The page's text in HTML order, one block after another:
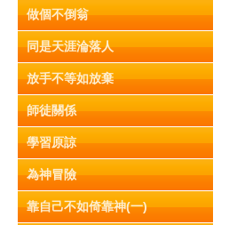
做個不倒翁
同是天涯淪落人
放手不等如放棄
師徒關係
學習原諒
為神冒險
靠自己不如倚靠神(一)